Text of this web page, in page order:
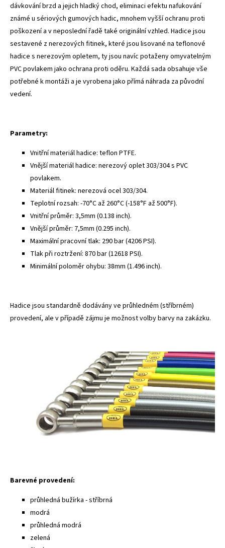
dávkování brzd a jejich hladký chod, eliminaci efektu nafukování
známé u sériových gumových hadic, mnohem vyšší ochranu proti
poškození a v neposlední řadě také originální vzhled. Hadice jsou
sestavené z nerezových fitinek, které jsou lisované na teflonové
hadice s nerezovým opletem, ty jsou navíc potaženy omyvatelným
PVC povlakem jako ochrana proti oděru. Každá sada obsahuje vše
potřebné k montáži a je vyrobena jako přímá náhrada za původní
vedení.
Parametry:
Vnitřní materiál hadice: teflon PTFE.
Vnější materiál hadice: nerezový oplet 303/304 s PVC
povlakem.
Materiál fitinek: nerezová ocel 303/304.
Teplotní rozsah: -70°C až 260°C (-158°F až 500°F).
Vnitřní průměr: 3,5mm (0.138 inch).
Vnější průměr: 7,5mm (0.295 inch).
Maximální pracovní tlak: 290 bar (4206 PSI).
Tlak při roztržení: 870 bar (12618 PSI).
Minimální poloměr ohybu: 38mm (1.496 inch).
Hadice jsou standardně dodávány ve průhledném (stříbrném)
provedení, ale v případě zájmu je možnost volby barvy na zakázku.
Barevné provedení:
průhledná bužírka - stříbrná
modrá
průhledná modrá
zelená